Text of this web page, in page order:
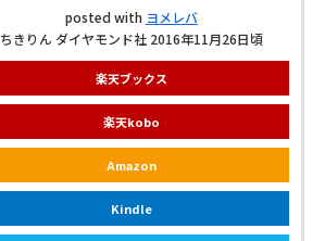
posted with ヨメレバ
ちきりん ダイヤモンド社 2016年11月26日頃
楽天ブックス
楽天kobo
Amazon
Kindle